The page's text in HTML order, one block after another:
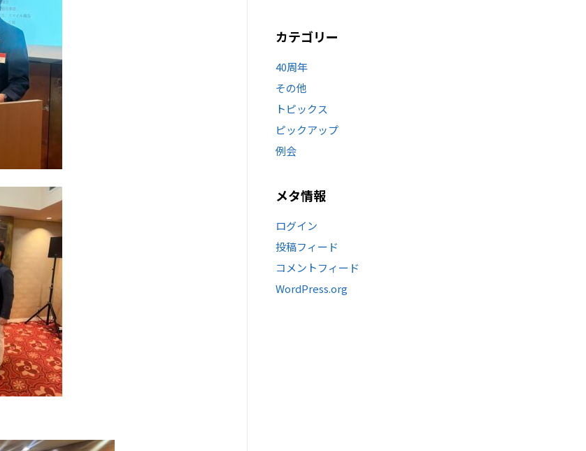
カテゴリー
40周年
その他
トピックス
ピックアップ
例会
メタ情報
ログイン
投稿フィード
コメントフィード
WordPress.org